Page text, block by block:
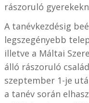
rászoruló
A tanévkezdésig
legszegényebb
illetve a Máltai
álló rászoruló
szeptember 1-je
a tanév során